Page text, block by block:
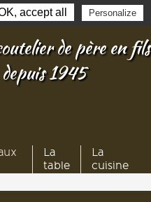
de père en fils
depuis 1945
La
table
La
cuisine
accept all Personalize